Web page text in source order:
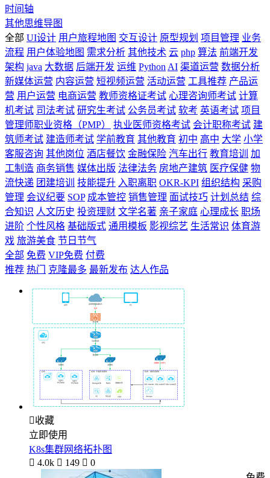
时间轴
其他思维导图
全部 UI设计 用户旅程地图 交互设计 原型规划 项目管理 业务
流程 用户体验地图 需求分析 其他技术 云 php 算法 前端开发
架构 java 大数据 后端开发 运维 Python AI 渠道运营 数据分析
新媒体运营 内容运营 短视频运营 活动运营 工具推荐 产品运
营 用户运营 电商运营 教师资格证考试 心理咨询师考试 计算
机考试 司法考试 研究生考试 公务员考试 软考 英语考试 项目
管理师职业资格（PMP）
执业医师资格考试 会计职称考试 建
筑师考试 建造师考试 学前教育 其他教育 初中 高中 大学 小学
客服咨询 其他岗位 酒店餐饮 金融保险 汽车出行 教育培训
加
工制造 商务销售 媒体出版 法律法务 房地产建筑 医疗保健 物
流快递 团建培训 技能提升 入职离职 OKR-KPI 组织结构 采购
管理 会议纪要 SOP 成本管控 销售管理 面试技巧 计划总结 综
合知识 人文历史 投资理财 文学名著 亲子家庭 心理成长 职场
进阶 个性风格 基础版式 通用模板 影视综艺 生活常识 体育游
戏 旅游美食 节日节气
全部 免费 VIP免费 付费
推荐 热门 克隆最多 最新发布 达人作品
收藏
立即使用
K8s集群网络拓扑图
 4.0k  149  0